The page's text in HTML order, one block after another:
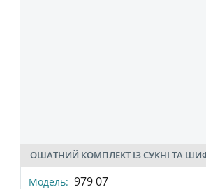
ОШАТНИЙ КОМПЛЕКТ ІЗ СУКНІ ТА
Модель: 979 07
РОЗМІР